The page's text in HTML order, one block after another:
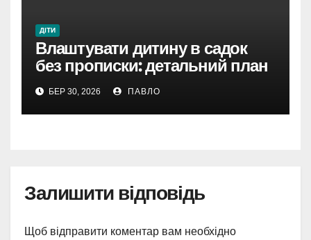
ДІТИ
Влаштувати дитину в садок
без прописки: детальний план
на 2026 рік
БЕР 30, 2026 ПАВЛО
Залишити відповідь
Щоб відправити коментар вам необхідно